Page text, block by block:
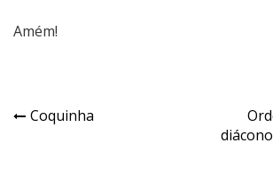
Amém!
Navegação
Coquinha